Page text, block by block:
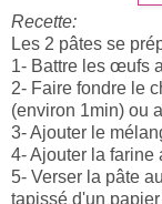
Recette:
Les 2 pâtes se
1- Battre les œufs
2- Faire fondre le
(environ 1min) ou
3- Ajouter le
4- Ajouter la farine
5- Verser la pâte
tapissé d'un